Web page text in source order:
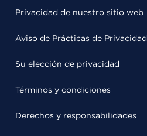
Privacidad de nuestro sitio web
Aviso de Prácticas de Privacidad
Su elección de privacidad
Términos y condiciones
Derechos y responsabilidades